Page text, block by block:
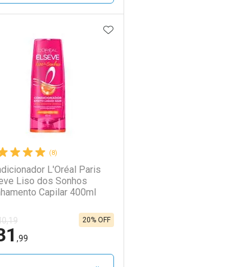
FECHAR
Desconto
FECHAR
Menos
AOS FAVORITOS
(8)
L'Oréal Paris
Liso dos Sonhos
Capilar 400ml
,99
20% OFF
ADICIONAR AOS